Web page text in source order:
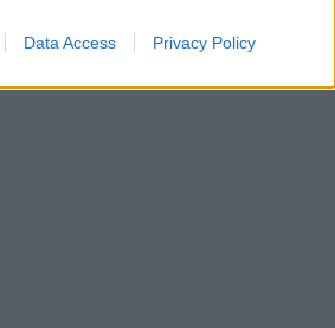
Data Access Privacy Policy